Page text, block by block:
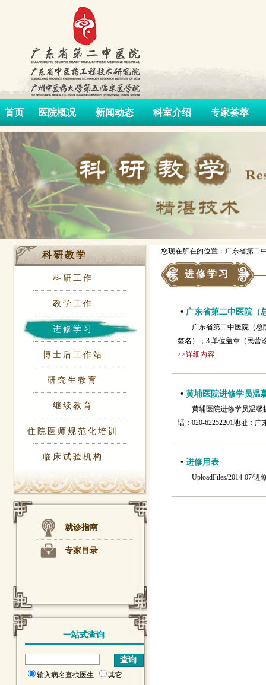
首页 医院概况 新闻动态 科室介绍 专家荟萃
科研教学
科研工作
教学工作
进修学习
博士后工作站
研究生教育
继续教育
住院医师规范化培训
临床试验机构
就诊指南
专家目录
一站式查询
输入病名查找医生 其它
您现在所在的位置：广东省第二
进修学习
• 广东省第二中医院（
广东省第二中医院（
签名）；3.单位盖章（民营
>>详细内容
• 黄埔医院进修学员温
黄埔医院进修学员温馨
话：020-62252201地址：
• 进修用表
UploadFiles/2014-07/